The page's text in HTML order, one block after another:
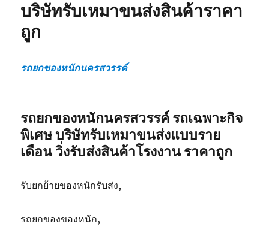
บริษัทรับเหมาขนส่งสินค้าราคา
ถูก
รถยกของหนักนครสวรรค์
รถยกของหนักนครสวรรค์ รถเฉพาะกิจ
พิเศษ บริษัทรับเหมาขนส่งแบบราย
เดือน วิ่งรับส่งสินค้าโรงงาน ราคาถูก
รับยกย้ายของหนักรับส่ง,
รถยกของของหนัก,